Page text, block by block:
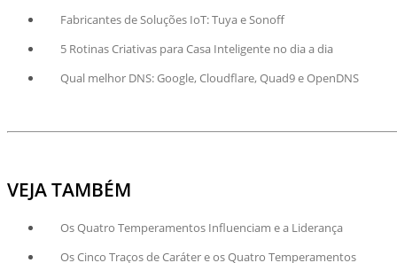
Fabricantes de Soluções IoT: Tuya e Sonoff
5 Rotinas Criativas para Casa Inteligente no dia a dia
Qual melhor DNS: Google, Cloudflare, Quad9 e OpenDNS
VEJA TAMBÉM
Os Quatro Temperamentos Influenciam e a Liderança
Os Cinco Traços de Caráter e os Quatro Temperamentos